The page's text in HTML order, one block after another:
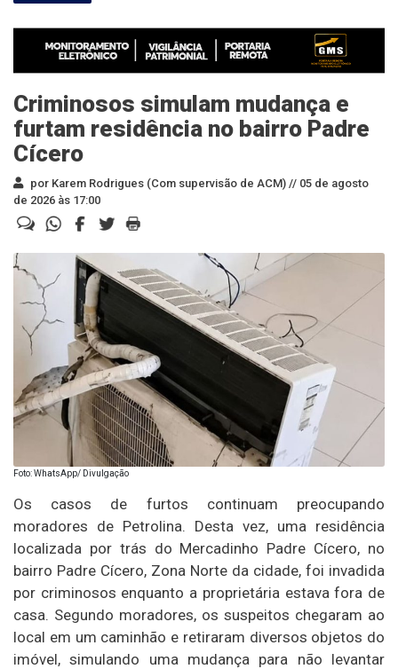
Criminosos simulam mudança e
furtam residência no bairro Padre
Cícero
por Karem Rodrigues (Com supervisão de ACM) // 05 de agosto
de 2026 às 17:00
Foto: WhatsApp/ Divulgação
Os casos de furtos continuam preocupando
moradores de Petrolina. Desta vez, uma residência
localizada por trás do Mercadinho Padre Cícero, no
bairro Padre Cícero, Zona Norte da cidade, foi invadida
por criminosos enquanto a proprietária estava fora de
casa. Segundo moradores, os suspeitos chegaram ao
local em um caminhão e retiraram diversos objetos do
imóvel, simulando uma mudança para não levantar